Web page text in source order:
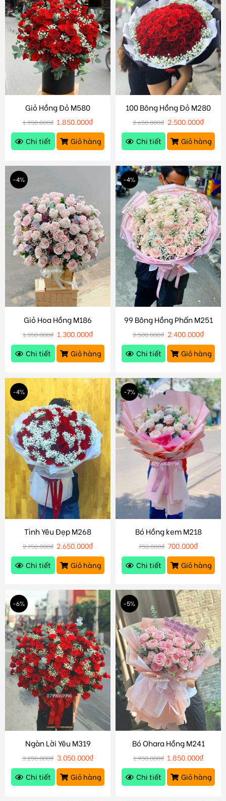
Giỏ Hồng Đỏ M580
1.950.000₫ 1.850.000₫
Chi tiết
Giỏ hàng
100 Bông Hồng Đỏ M280
2.650.000₫ 2.500.000₫
Chi tiết
Giỏ hàng
-4%
Giỏ Hoa Hồng M186
1.350.000₫ 1.300.000₫
Chi tiết
Giỏ hàng
-4%
99 Bông Hồng Phấn M251
2.500.000₫ 2.400.000₫
Chi tiết
Giỏ hàng
-4%
Tình Yêu Đẹp M268
2.750.000₫ 2.650.000₫
Chi tiết
Giỏ hàng
-7%
Bó Hồng kem M218
750.000₫ 700.000₫
Chi tiết
Giỏ hàng
-6%
Ngàn Lời Yêu M319
3.250.000₫ 3.050.000₫
Chi tiết
Giỏ hàng
-5%
Bó Ohara Hồng M241
1.950.000₫ 1.850.000₫
Chi tiết
Giỏ hàng